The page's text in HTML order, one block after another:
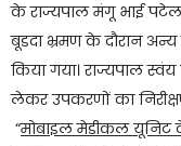
के राज्यपाल मंगू भाई पटेल
बूडदा भ्रमण के दौरान अन्य
किया गया। राज्यपाल
लेकर उपकरणों का
“मोबाइल मेडीकल यूनिट